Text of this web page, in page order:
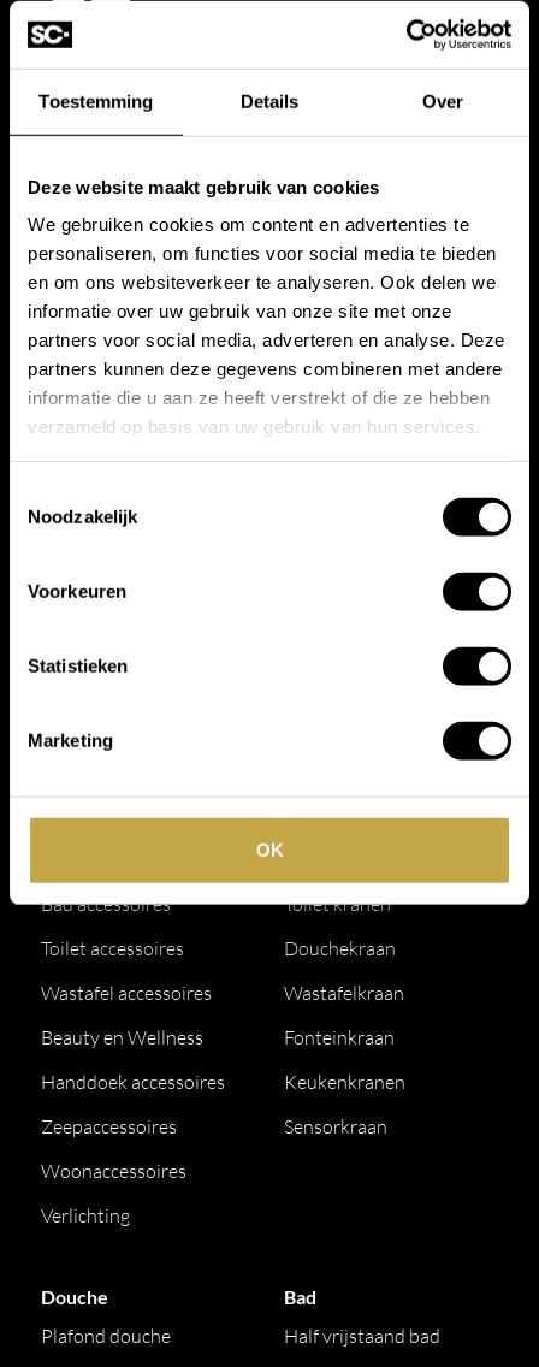
Toestemming Details Over
Deze website maakt gebruik van cookies
We gebruiken cookies om content en advertenties te
personaliseren, om functies voor social media te bieden
en om ons websiteverkeer te analyseren. Ook delen we
informatie over uw gebruik van onze site met onze
partners voor social media, adverteren en analyse. Deze
partners kunnen deze gegevens combineren met andere
informatie die u aan ze heeft verstrekt of die ze hebben
verzameld op basis van uw gebruik van hun services.
Noodzakelijk
Voorkeuren
Statistieken
Marketing
OK
Showroom
Hakgriend 46
3371 KA Hardinxveld-
Giessendam
Contact
+31 63 88 481 47
+31 10 28 575 85
projects@stonecompany.nl
Blijf op de hoogte!
nieuwsbrief.
Accessoires
Bad accessoires
Toilet accessoires
Wastafel accessoires
Beauty en Wellness
Handdoek accessoires
Zeepaccessoires
Woonaccessoires
Verlichting
Kranen
Toilet kranen
Douchekraan
Wastafelkraan
Fonteinkraan
Keukenkranen
Sensorkraan
Douche
Plafond douche
Bad
Half vrijstaand bad